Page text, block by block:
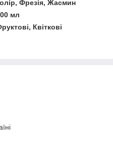
Фрезія, Жасмин
мл
Квіткові